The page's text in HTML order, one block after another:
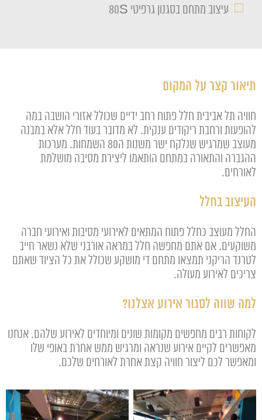
□ עיצוב מתחם בסגנון גרפיטי 80S
תיאור קצר על המקום
חוויה תל אביבית חלל פתוח רחב ידיים שכולל אזורי הושבה במה
להופעות ורחבת ריקודים ענקית. לא מדובר בעוד חלל אלא במבנה
מעוצב שמרגיש שנלקח ישר משנות ה80 השמחות. מערכות
ההגברה והתאורה במתחם הותאמו ליצירת מסיבה מושלמת
לאורחים.
העיצוב בחלל
החלל מעוצב כחלל פתוח המתאים לאירועי מסיבות ואירועי חברה
משוקעים. אם אתם מחפשה חלל במראה אורבני שלא נשאר חייב
לטרנד הריקני תמצאו מתחם די מושקע שכולל את כל הציוד שאתם
צריכים לאירוע מעולה.
למה שווה לסגור אירוע אצלנו?
לקוחות רבים מחפשים מקומות שונים ומיוחדים לאירוע שלהם. אנחנו
מאפשרים לקיים אירוע שנראה ומרגיש ממש אחרת באופי שלו
ומאפשר לכם ליצור חוויה קצת אחרת לאורחים שלכם.